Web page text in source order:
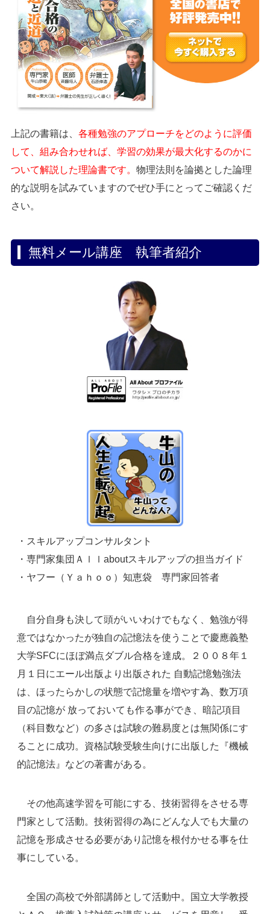
上記の書籍は、 各種勉強のアプローチをどのように評価
して、組み合わせれば、学習の効果が最大化するのかに
ついて解説した理論書です。 物理法則を論拠とした論理
的な説明を試みていますのでぜひ手にとってご確認くだ
さい。
無料メール講座 執筆者紹介
・スキルアップコンサルタント
・専門家集団Ａｌｌaboutスキルアップの担当ガイド
・ヤフー（Ｙａｈｏｏ）知恵袋 専門家回答者
自分自身も決して頭がいいわけでもなく、勉強が得
意ではなかったが独自の記憶法を使うことで慶應義塾
大学SFCにほぼ満点ダブル合格を達成。２００８年１
月１日にエール出版より出版された 自動記憶勉強法
は、ほったらかしの状態で記憶量を増やす為、数万項
目の記憶が 放っておいても作る事ができ、暗記項目
（科目数など）の多さは試験の難易度とは無関係にす
ることに成功。資格試験受験生向けに出版した『機械
的記憶法』などの著書がある。
その他高速学習を可能にする、技術習得をさせる専
門家として活動。技術習得の為にどんな人でも大量の
記憶を形成させる必要があり記憶を根付かせる事を仕
事にしている。
全国の高校で外部講師として活動中。国立大学教授